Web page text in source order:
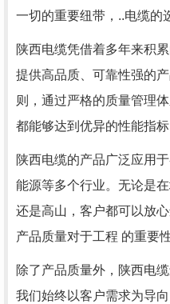
一切的重要纽带，..电缆的
陕西电缆凭借着多年来积
提供高品质、可靠性强的
则，通过严格的质量管理
都能够达到优异的性能指标
陕西电缆的产品广泛应用
能源等多个行业。无论是
还是高山，客户都可以放
产品质量对于工程 的重要性
除了产品质量外，陕西电
我们始终以客户需求为导